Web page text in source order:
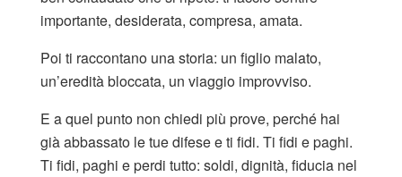
importante, desiderata, compresa, amata.
Poi ti raccontano una storia: un figlio malato,
un’eredità bloccata, un viaggio improvviso.
E a quel punto non chiedi più prove, perché hai
già abbassato le tue difese e ti fidi. Ti fidi e paghi.
Ti fidi, paghi e perdi tutto: soldi, dignità, fiducia nel